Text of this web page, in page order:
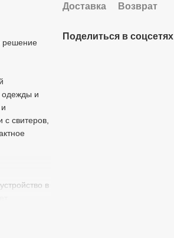
решение
одежды и
с свитеров,
в
А
Доставка Возврат
Поделиться в соцсетях